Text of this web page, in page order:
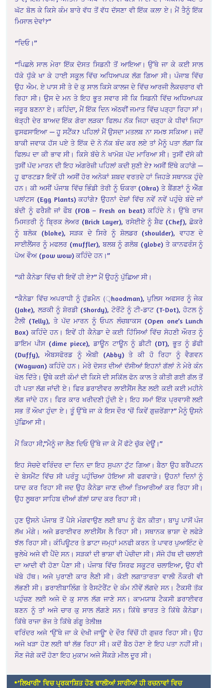
ਘੱਟ ਬੋਲ ਕੇ ਕਿਸੇ ਕੰਮ ਬਾਰੇ ਵੱਧ ਤੋਂ ਵੱਧ ਦੱਸਣਾ ਵੀ ਇੱਕ ਕਲਾ ਏ। ਮੈਂ ਤੈਨੂੰ ਇੱਕ
ਮਿਸਾਲ ਦੇਵਾਂ?”
“ਦਿਓ।”
“ਪਿਛਲੇ ਸਾਲ ਮੇਰਾ ਇੱਕ ਦੋਸਤ ਸਿਡਨੀ ਤੋਂ ਆਇਆ। ਉੱਥੇ ਜਾ ਕੇ ਕਈ ਸਾਲ
ਧੱਕੇ ਧੁੱਕੇ ਖਾ ਕੇ ਹਾਈ ਸਕੂਲ ਵਿੱਚ ਅਧਿਆਪਕ ਲੱਗ ਗਿਆ ਸੀ। ਪੰਜਾਬ ਵਿੱਚ
ਉਹ ਐਮ. ਏ ਪਾਸ ਸੀ ਤੇ ਦੋ ਕੁ ਸਾਲ ਕਿਸੇ ਕਾਲਜ ਦੇ ਵਿੱਚ ਆਰਜੀ ਲੈਕਚਰਾਰ ਵੀ
ਰਿਹਾ ਸੀ। ਉਸ ਦੇ ਮਨ ਤੇ ਇਹ ਭੂਤ ਸਵਾਰ ਸੀ ਕਿ ਸਿਡਨੀ ਵਿੱਚ ਅਧਿਆਪਕ
ਜਰੂਰ ਬਣਨਾ ਏ। ਕਹਿੰਦਾ, ਮੈਂ ਇੱਕ ਦਿਨ ਅੱਠਵੀਂ ਜਮਾਤ ਵਿੱਚ ਪੜ੍ਹਾ ਰਿਹਾ ਸਾਂ।
ਥੋੜ੍ਹੀ ਦੇਰ ਬਾਅਦ ਇੱਕ ਗੋਰਾ ਲੜਕਾ ਫਿਲਪ ਨੱਕ ਜਿਹਾ ਚੜ੍ਹਾ ਕੇ ਧੀਵਾਂ ਜਿਹਾ
ਫੁਸਫਸਾਇਆ — ਹੂ ਸਟੈਂਕ? ਪਹਿਲਾਂ ਮੈਂ ਉਸਦਾ ਮਤਲਬ ਨਾ ਸਮਝ ਸਕਿਆ। ਜਦੋਂ
ਬਾਕੀ ਜਵਾਕ ਹੱਸ ਪਏ ਤੇ ਇੱਕ ਦੋ ਨੇ ਨੱਕ ਬੰਦ ਕਰ ਲਏ ਤਾਂ ਮੈਨੂੰ ਪਤਾ ਲੱਗਾ ਕਿ
ਫਿਲਪ ਦਾ ਕੀ ਭਾਵ ਸੀ। ਕਿਸੇ ਬੱਚੇ ਨੇ ਖਾਮੋਸ਼ ਪੱਦ ਮਾਰਿਆ ਸੀ। ਤੁਸੀਂ ਦੱਸੋ ਕੀ
ਤੁਸੀਂ ਪੱਦ ਮਾਰਨ ਦੀ ਇਹ ਅੰਗਰੇਜ਼ੀ ਪਹਿਲਾਂ ਕਦੀ ਸੁਣੀ ਏ? ਅਸੀਂ ਇੱਥੇ ਕਹਾਂਗੇ —
ਹੂ ਫਾਰਟਡ? ਇਵੇਂ ਹੀ ਅਸੀਂ ਹੋਰ ਅਨੇਕਾਂ ਸ਼ਬਦ ਵਰਤਦੇ ਹਾਂ ਜਿਹੜੇ ਸਥਾਨਕ ਹੁੰਦੇ
ਹਨ। ਕੀ ਅਸੀਂ ਪੰਜਾਬ ਵਿੱਚ ਭਿੰਡੀ ਤੋਰੀ ਨੂੰ ਓਕਰਾ (Okra) ਤੇ ਬੈਂਗਣਾਂ ਨੂੰ ਐੱਗ
ਪਲਾਂਟਸ (Egg Plants) ਕਹਾਂਗੇ? ਉਹਨਾਂ ਦੇਸ਼ਾਂ ਵਿੱਚ ਨਵੇਂ ਨਵੇਂ ਪਹੁੰਚੇ ਬੰਦੇ ਜਾਂ
ਬੰਦੀ ਨੂੰ ਫਰੈਸ਼ੀ ਜਾਂ ਫੌਬ (FOB – Fresh on beat) ਕਹਿੰਦੇ ਨੇ। ਉੱਥੇ ਰਾਜ
ਮਿਸਤਰੀ ਨੂੰ ਬ੍ਰਿਕ ਲੇਅਰ (Brick Layer), ਰਸੋਈਏ ਨੂੰ ਸ਼ੈਫ (Chef), ਛੋਕਰੇ
ਨੂੰ ਬਲੋਕ (bloke), ਸੜਕ ਦੇ ਸਿਰੇ ਨੂੰ ਸ਼ੋਲਡਰ (shoulder), ਵਾਹਣ ਦੇ
ਸਾਈਲੈਂਸਰ ਨੂੰ ਮਫਲਰ (muffler), ਬਲਬ ਨੂੰ ਗਲੋਬ (globe) ਤੇ ਕਾਨਫਰੰਸ ਨੂੰ
ਪੋਅ ਵੌਅ (pow wow) ਕਹਿੰਦੇ ਹਨ।”
“ਕੀ ਕੈਨੇਡਾ ਵਿੱਚ ਵੀ ਇਵੇਂ ਹੀ ਏ?” ਮੈਂ ਉਹਨੂੰ ਪੁੱਛਿਆ ਸੀ।
“ਕੈਨੇਡਾ ਵਿੱਚ ਅਪਰਾਧੀ ਨੂੰ ਹੁੱਡਮੈਨ (੍hoodman), ਪੁਲਿਸ ਅਫਸਰ ਨੂੰ ਜੇਕ
(Jake), ਲੜਕੀ ਨੂੰ ਸ਼ੋਰਡੀ (Shordy), ਟੋਰੋਂਟੋ ਨੂੰ ਟੀ-ਡਾਟ (T-Dot), ਹੋਟਲ ਨੂੰ
ਟੈਲੀ (Telly), ਤੇ ਪੱਦ ਮਾਰਨ ਨੂੰ ਓਪਨ ਲੰਚਬਾਕਸ (Open one’s Lunch
Box) ਕਹਿੰਦੇ ਹਨ। ਇਵੇਂ ਹੀ ਕੈਨੇਡਾ ਦੇ ਕਈ ਹਿੱਸਿਆਂ ਵਿੱਚ ਸੋਹਣੀ ਔਰਤ ਨੂੰ
ਡਾਇਮ ਪੀਸ (dime piece), ਡਾਊਨ ਟਾਊਨ ਨੂੰ ਡੀਟੀ (DT), ਭੂਤ ਨੂੰ ਡੱਫੀ
(Duffy), ਐਬਸਫੋਰਡ ਨੂੰ ਐਬੀ (Abby) ਤੇ ਕੀ ਹੋ ਰਿਹਾ ਨੂੰ ਵੈਗਵਨ
(Wagwan) ਕਹਿੰਦੇ ਹਨ। ਮੇਰੇ ਦੋਸਤ ਦੀਆਂ ਦੱਸੀਆਂ ਇਹਨਾਂ ਗੱਲਾਂ ਨੇ ਮੇਰੇ ਕੰਨ
ਖੋਲ ਦਿੱਤੇ। ਉਥੇ ਕਈ ਕੰਮਾਂ ਦੀ ਕਿਸੇ ਦੀ ਸਕਿੱਲ ਫੋਨ ਕਾਲ ਤੇ ਕੀਤੀ ਗਈ ਗੱਲ ਤੋਂ
ਹੀ ਪਤਾ ਲੱਗ ਜਾਂਦੀ ਏ। ਫਿਰ ਡਰਾਈਵਰ ਲਾਈਸੈਂਸ ਲੈਣ ਲਈ ਕਈ ਕਈ ਮਹੀਨੇ
ਲੱਗ ਜਾਂਦੇ ਹਨ। ਫਿਰ ਕਾਰ ਖਰੀਦਣੀ ਹੁੰਦੀ ਏ। ਇਹ ਸਮਾਂ ਇੱਕ ਪ੍ਰਵਾਸੀ ਲਈ
ਸਭ ਤੋਂ ਔਖਾ ਹੁੰਦਾ ਏ। ਤੂੰ ਉੱਥੇ ਜਾ ਕੇ ਇਸ ਦੌਰ ‘ਚੋਂ ਕਿਵੇਂ ਗੁਜ਼ਰੇਂਗਾ?” ਮੈਨੂੰ ਉਸਨੇ
ਪੁੱਛਿਆ ਸੀ।
ਮੈਂ ਕਿਹਾ ਸੀ,”ਮੈਨੂੰ ਜਾ ਲੈਣ ਦਿਓ ਉੱਥੇ ਜਾ ਕੇ ਮੈਂ ਫੱਟੇ ਚੁੱਕ ਦੇਊਂ।”
ਇਹ ਸੋਚਦੇ ਵਰਿੰਦਰ ਦਾ ਦਿਨ ਦਾ ਇਹ ਸੁਪਨਾ ਟੁੱਟ ਗਿਆ। ਬੈਠਾ ਉਹ ਬਰੈਂਪਟਨ
ਦੇ ਬੇਸਮੈਂਟ ਵਿੱਚ ਸੀ ਪਰੰਤੂ ਪਹੁੰਚਿਆ ਹੋਇਆ ਸੀ ਫਗਵਾੜੇ। ਉਹਨਾਂ ਦਿਨਾਂ ਨੂੰ
ਯਾਦ ਕਰ ਰਿਹਾ ਸੀ ਜਦ ਉਹ ਕੈਨੇਡਾ ਜਾਣ ਦੀਆਂ ਤਿਆਰੀਆਂ ਕਰ ਰਿਹਾ ਸੀ।
ਉਹ ਲੂਥਰਾ ਸਾਹਿਬ ਦੀਆਂ ਗੱਲਾਂ ਯਾਦ ਕਰ ਰਿਹਾ ਸੀ।
ਹੁਣ ਉਸਨੇ ਪੰਜਾਬ ਤੋਂ ਪੈਸੇ ਮੰਗਵਾਉਣ ਲਈ ਬਾਪ ਨੂੰ ਫੋਨ ਕੀਤਾ। ਬਾਪੂ ਪਾਸੋਂ ਪੰਜ
ਲੱਖ ਮੰਗੇ। ਅਜੇ ਡਰਾਈਵਰ ਲਾਈਸੈਂਸ ਲੈ ਰਿਹਾ ਸੀ। ਸਥਾਨਕ ਭਾਸ਼ਾ ਦੇ ਲਫੇੜੇ
ਝੱਲ ਰਿਹਾ ਸੀ। ਕੰਪਿਊਟਰ ਤੇ ਡਾਟਾ ਜਮ੍ਹਾਂ ਮਨਫੀ ਕਰਨ ਤੇ ਪਾਵਰ ਪੁਆਇੰਟ ਦੇ
ਭੁਲੇਖੇ ਅਜੇ ਵੀ ਪੈਂਦੇ ਸਨ। ਸੜਕਾਂ ਦੀ ਭਾਸ਼ਾ ਵੀ ਪੇਚੀਦਾ ਸੀ। ਸੱਜੇ ਹੱਥ ਦੀ ਚਲਾਈ
ਦਾ ਆਦੀ ਵੀ ਹੋਣਾ ਪੈਣਾ ਸੀ। ਪੰਜਾਬ ਵਿੱਚ ਸਿਰਫ ਸਕੂਟਰ ਚਲਾਇਆ, ਉਹ ਵੀ
ਖੱਬੇ ਹੱਥ। ਅਜੇ ਪੁਰਾਣੀ ਕਾਰ ਲੈਣੀ ਸੀ। ਕੋਈ ਲਗਾਤਾਰਤਾ ਵਾਲੀ ਨੌਕਰੀ ਵੀ
ਲੱਭਣੀ ਸੀ। ਡਰਾਈਬਾਲਿੰਗ ਤੇ ਰੈਸਟੋਰੈਂਟ ਦੇ ਕੰਮ ਨੀਵੇਂ ਲੱਗਦੇ ਸਨ। ਟੈਕਸੀ ਤੱਕ
ਪਹੁੰਚਣ ਲਈ ਅਜੇ ਦੋ ਕੁ ਸਾਲ ਲੱਗ ਜਾਣੇ ਸਨ। ਕਾਮਯਾਬ ਟੈਕਸੀ ਡਰਾਈਵਰ
ਬਣਨ ਨੂੰ ਤਾਂ ਅਜੇ ਚਾਰ ਕੁ ਸਾਲ ਲੱਗਣੇ ਸਨ। ਕਿੱਥੇ ਭਾਰਤ ਤੇ ਕਿੱਥੇ ਕੈਨੇਡਾ।
ਕਿੱਥੇ ਰਾਜਾ ਭੋਜ ਤੇ ਕਿੱਥੇ ਗੰਗੂ ਤੇਲੀ!!!
ਵਰਿੰਦਰ ਅਜੇ ‘ਉੱਥੇ ਜਾ ਕੇ ਦੇਖੀ ਜਾਊ’ ਦੇ ਦੌਰ ਵਿੱਚੋਂ ਹੀ ਗੁਜ਼ਰ ਰਿਹਾ ਸੀ। ਉਹ
ਅਜੇ ਖੜਾ ਹੋਣ ਲਈ ਥਾਂ ਲੱਭ ਰਿਹਾ ਸੀ। ਕਦੋਂ ਬੈਠ ਹੋਣਾ ਏ ਇਹ ਪਤਾ ਨਹੀਂ ਸੀ।
ਸੌਣ ਜੋਗੇ ਕਦੋਂ ਹੋਣਾ ਇਹ ਮੁਕਾਮ ਅਜੇ ਸੈਂਕੜੇ ਮੀਲ ਦੂਰ ਸੀ।
*’ਲਿਖਾਰੀ’ ਵਿਚ ਪ੍ਰਕਾਸ਼ਿਤ ਹੋਣ ਵਾਲੀਆਂ ਸਾਰੀਆਂ ਹੀ ਰਚਨਾਵਾਂ ਵਿਚ